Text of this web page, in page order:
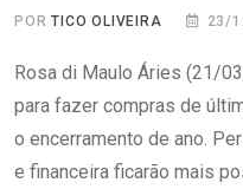
PORTICO OLIVEIRA 23/
Rosa di Maulo Áries (21/
para fazer compras de
o encerramento de ano.
e financeira ficarão mais